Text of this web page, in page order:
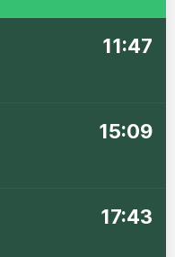
11:47
15:09
17:43